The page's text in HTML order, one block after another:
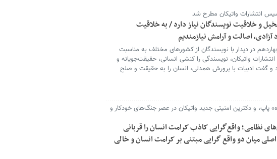
انتشارات واتیکان مطرح شد
و خلاقیت نویسندگان نیاز دارد / به خلاقیت
آزادی، اصالت و آرامش نیازمندیم
در دیدار با نویسندگان از کشورهای مختلف به مناسبت
واتیکان، نویسندگی را کنشی انسانی، حقیقت‌جویانه و
و گفت ادبیات با پرورش همدلی، انسان را به حقیقت و صلح
پاپ، و دکترین امنیتی جدید واتیکان در عصر جنگ‌های خودکار و
نظامی؛ واقع‌گرایی کاذب کرامت انسان را قربانی
میان دو واقع گرایی مبتنی بر کرامت انسان و خالی